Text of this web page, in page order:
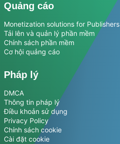
Quảng cáo
Monetization solutions for Publishers
Tải lên và quản lý phần mềm
Chính sách phần mềm
Cơ hội quảng cáo
Pháp lý
DMCA
Thông tin pháp lý
Điều khoản sử dụng
Privacy Policy
Chính sách cookie
Cài đặt cookie